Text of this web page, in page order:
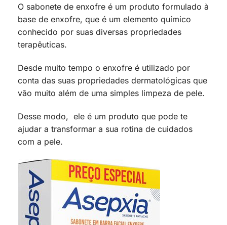
O sabonete de enxofre é um produto formulado à
base de enxofre, que é um elemento químico
conhecido por suas diversas propriedades
terapêuticas.
Desde muito tempo o enxofre é utilizado por
conta das suas propriedades dermatológicas que
vão muito além de uma simples limpeza de pele.
Desse modo, ele é um produto que pode te
ajudar a transformar a sua rotina de cuidados
com a pele.